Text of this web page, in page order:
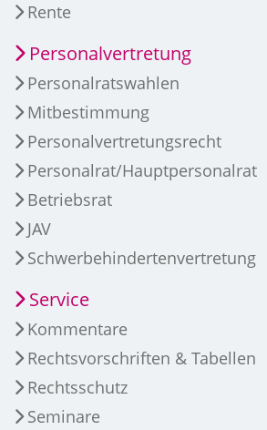
Rente
Personalvertretung
Personalratswahlen
Mitbestimmung
Personalvertretungsrecht
Personalrat/Hauptpersonalrat
Betriebsrat
JAV
Schwerbehindertenvertretung
Service
Kommentare
Rechtsvorschriften & Tabellen
Rechtsschutz
Seminare